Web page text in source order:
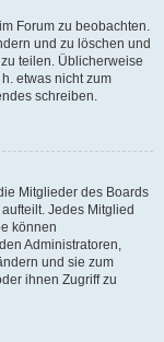
Forum zu beobachten.
und zu löschen und
teilen. Üblicherweise
etwas nicht zum
schreiben.
Mitglieder des Boards
Jedes Mitglied
können
Administratoren,
und sie zum
ihnen Zugriff zu